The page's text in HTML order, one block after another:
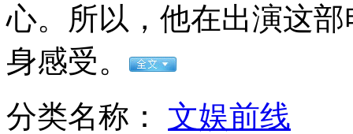
12岁少年身高近两米 崇拜科比
山西运城恶犬咬伤多人 警民合力深夜将其击毙
心。所以，他在出演这
身感受。
分类名称： 文娱前线